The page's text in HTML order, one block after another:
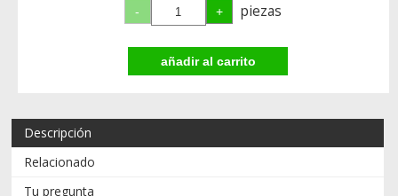
piezas
Descripción
Relacionado
Tu pregunta